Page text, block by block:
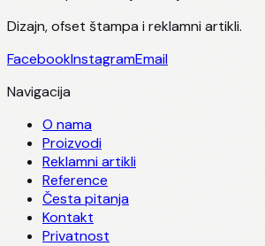
Dizajn, ofset štampa i reklamni artikli.
FacebookInstagramEmail
Navigacija
O nama
Proizvodi
Reklamni artikli
Reference
Česta pitanja
Kontakt
Privatnost